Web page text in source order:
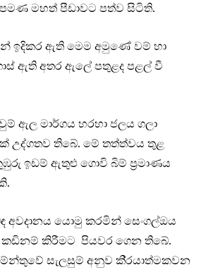
මහත් පීඩාවට පත්ව සිටිති.
ඉදිකර ඇති මෙම අමුණේ වම් හා
ඇති අතර ඇලේ පතුළද පළල් වී
ඇල මාර්ගය හරහා ජලය ගලා
උද්ගතව තිබේ. මේ තත්ත්වය තුළ
ඉඩම් ඇතුළු ගොවි බිම් ප‍්‍රමාණය
අවදානය යොමු කරමින් සෙංගල්ඔය
කඩිනම් කිරීමට පියවර ගෙන තිබේ.
සැලසුම් අනුව කි‍්‍රයාත්මකවන